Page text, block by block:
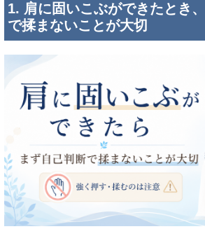
1. 肩に固いこぶができたとき
で揉まないことが大切